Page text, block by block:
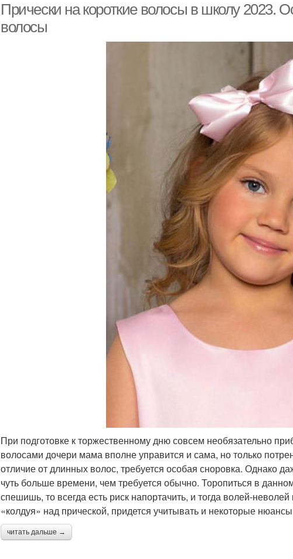
Прически на короткие волосы в школу 2023.
волосы
При подготовке к торжественному дню совсем необязательно
волосами дочери мама вполне управится и сама, но только
отличие от длинных волос, требуется особая сноровка. Однако
чуть больше времени, чем требуется обычно. Торопиться в
спешишь, то всегда есть риск напортачить, и тогда волей-
«колдуя» над прической, придется учитывать и некоторые
читать дальше →